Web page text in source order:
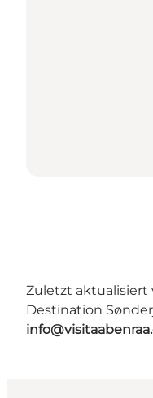
Zuletzt aktualisiert
Destination